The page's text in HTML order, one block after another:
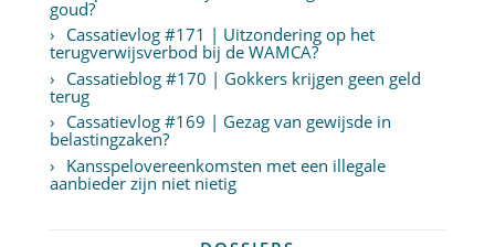
goud?
Cassatievlog #171 | Uitzondering op het
terugverwijsverbod bij de WAMCA?
Cassatieblog #170 | Gokkers krijgen geen geld
terug
Cassatievlog #169 | Gezag van gewijsde in
belastingzaken?
Kansspelovereenkomsten met een illegale
aanbieder zijn niet nietig